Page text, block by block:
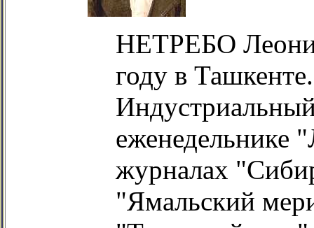
НЕТРЕБО
году в
еженедельнике
журналах
"Ямальский